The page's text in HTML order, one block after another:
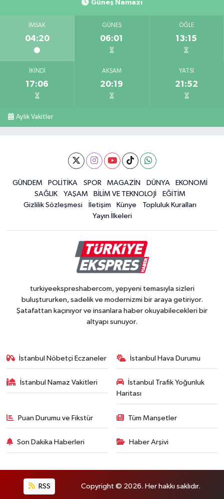
Güneş Namazı
İMSAK
04:20
GÜNEŞ
06:01
ÖĞLE
13:15
İKINDI
17:06
AKŞAM
20:19
YATSI
21:52
Aylık Vakitler
GÜNDEM POLİTİKA SPOR MAGAZİN DÜNYA
EKONOMİ
SAĞLIK
YAŞAM BİLİM VE TEKNOLOJİ
EĞİTİM
Gizlilik Sözleşmesi
İletişim Künye
Topluluk Kuralları
Yayın İlkeleri
turkiyeekspreshabercom, yepyeni temasıyla sizleri
buluştururken, sadelik ve modernizmi bir araya getiriyor.
Şatafattan kaçınıyor ve insanlara haber okuyabilecekleri bir
altyapı sunuyor.
İstanbul Nöbetçi Eczaneler İstanbul Hava Durumu
İstanbul Namaz Vakitleri
İstanbul Trafik Yoğunluk
Haritası
Puan Durumu ve Fikstür Tüm Manşetler
Son Dakika Haberleri Haber Arşivi
RSS Copyright © 2026. Her hakkı saklıdır.